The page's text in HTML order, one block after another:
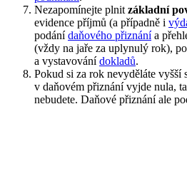
Nezapomínejte plnit základní
evidence příjmů (a případně i
podánídaňového přiznánía
(vždy na jaře za uplynulý rok),
a vystavovánídokladů.
Pokud si za rok nevyděláte vyšší
v daňovém přiznání vyjde nula,
nebudete. Daňové přiznání ale